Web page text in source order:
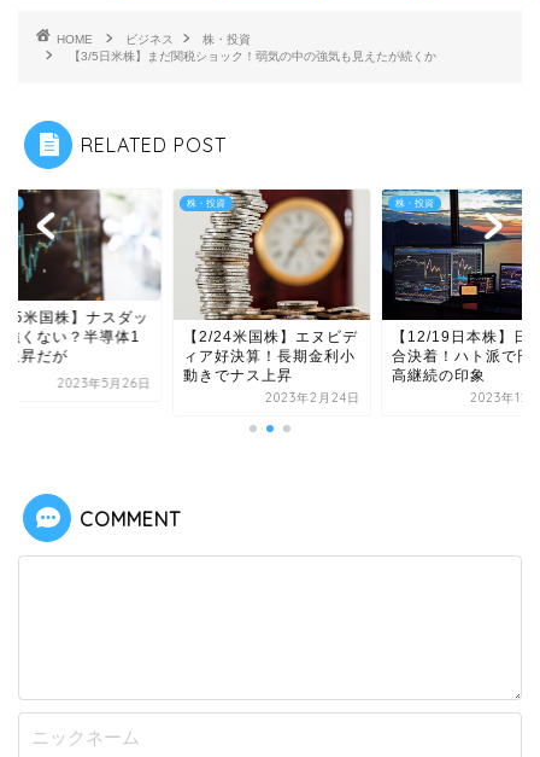
HOME ビジネス
株・投資
【3/5日米株】まだ関税ショック！弱気の中の強気も見えたが続くか
RELATED POST
米国株】ナスダッ
強くない？半導体1
上昇だが
2023年5月26日
株・投資
【2/24米国株】エヌビデ
ィア好決算！長期金利小
動きでナス上昇
2023年2月24日
株・投資
【12/19日本株】日
合決着！ハト派で円
高継続の印象
2023年12
COMMENT